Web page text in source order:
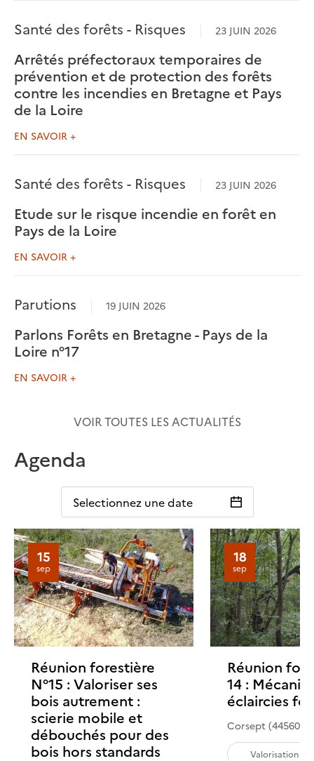
Santé des forêts - Risques 23 JUIN 2026
Arrêtés préfectoraux temporaires de
prévention et de protection des forêts
contre les incendies en Bretagne et Pays
de la Loire
EN SAVOIR +
Santé des forêts - Risques 23 JUIN 2026
Etude sur le risque incendie en forêt en
Pays de la Loire
EN SAVOIR +
Parutions 19 JUIN 2026
Parlons Forêts en Bretagne - Pays de la
Loire n°17
EN SAVOIR +
VOIR TOUTES LES ACTUALITÉS
Agenda
Selectionnez une date
15
sep
Réunion forestière
N°15 : Valoriser ses
bois autrement :
scierie mobile et
débouchés pour des
bois hors standards
18
sep
Réunion
14 :
éclaircies
Corsept (44560)
Valorisation du